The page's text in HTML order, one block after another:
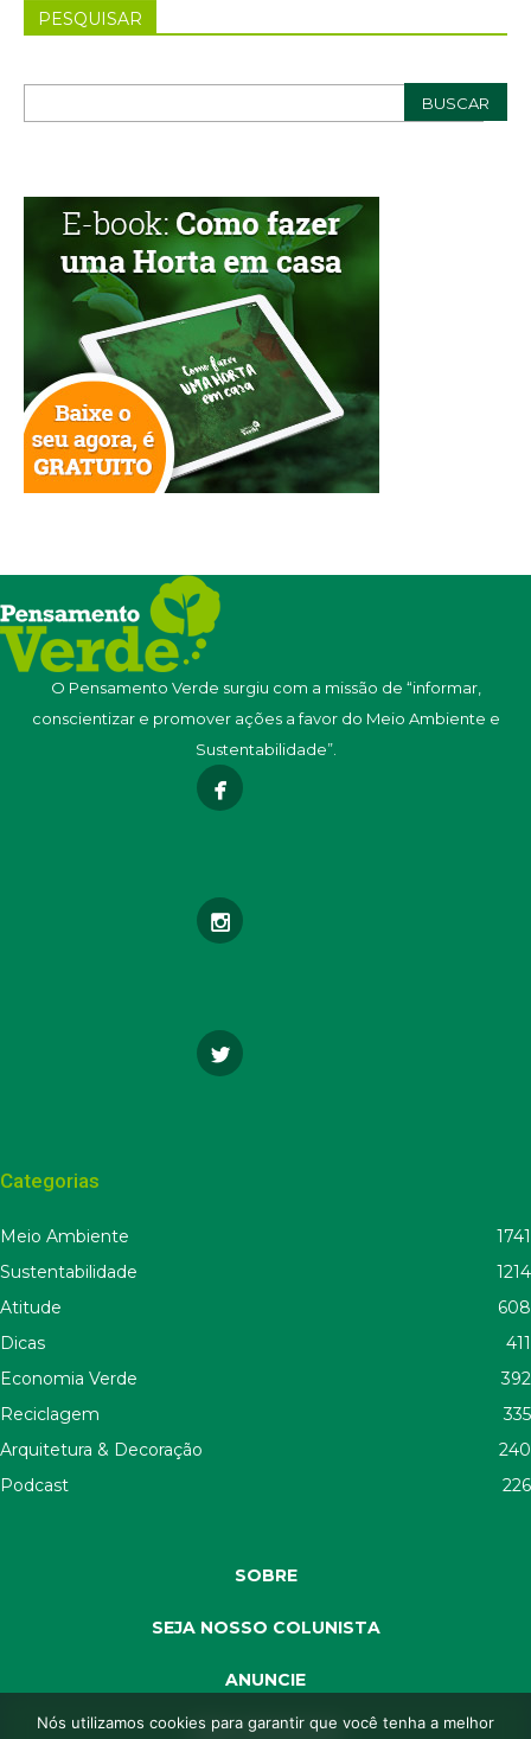
PESQUISAR
O Pensamento Verde surgiu com a missão de “informar,
conscientizar e promover ações a favor do Meio Ambiente e
Sustentabilidade”.
Categorias
Meio Ambiente
1741
Sustentabilidade
1214
Atitude
608
Dicas
411
Economia Verde
392
Reciclagem
335
Arquitetura & Decoração
240
Podcast
226
SOBRE
SEJA NOSSO COLUNISTA
ANUNCIE
SEJA APOIADOR
Nós utilizamos cookies para garantir que você tenha a melhor